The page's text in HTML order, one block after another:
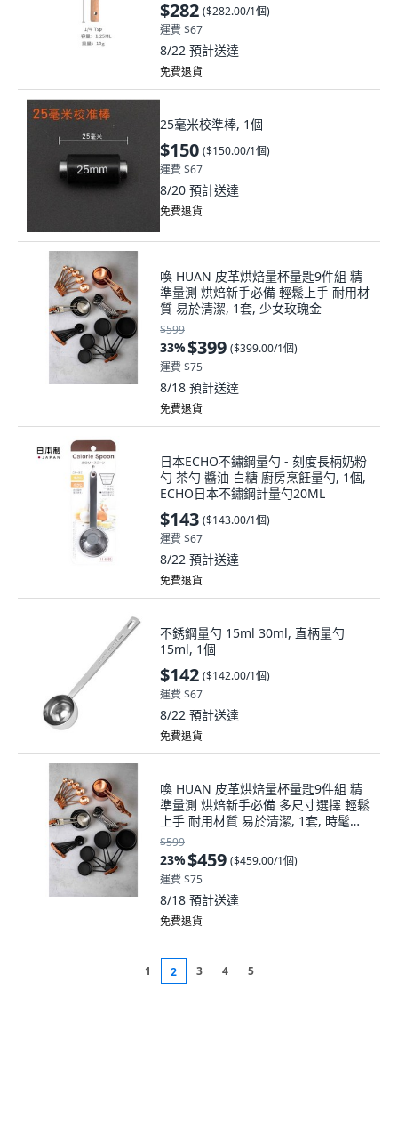
$282 ($282.00/1個)
運費 $67
8/22 預計送達
免費退貨
25毫米校準棒, 1個
$150 ($150.00/1個)
運費 $67
8/20 預計送達
免費退貨
喚 HUAN 皮革烘焙量杯量匙9件組 精
準量測 烘焙新手必備 輕鬆上手 耐用材
質 易於清潔, 1套, 少女玫瑰金
$599
33%$399 ($399.00/1個)
運費 $75
8/18 預計送達
免費退貨
日本ECHO不鏽鋼量勺 - 刻度長柄奶粉
勺 茶勺 醬油 白糖 廚房烹飪量勺, 1個,
ECHO日本不鏽鋼計量勺20ML
$143 ($143.00/1個)
運費 $67
8/22 預計送達
免費退貨
不銹鋼量勺 15ml 30ml, 直柄量勺
15ml, 1個
$142 ($142.00/1個)
運費 $67
8/22 預計送達
免費退貨
喚 HUAN 皮革烘焙量杯量匙9件組 精
準量測 烘焙新手必備 多尺寸選擇 輕鬆
上手 耐用材質 易於清潔, 1套, 時髦消
光黑
$599
23%$459 ($459.00/1個)
運費 $75
8/18 預計送達
免費退貨
1 2 3 4 5